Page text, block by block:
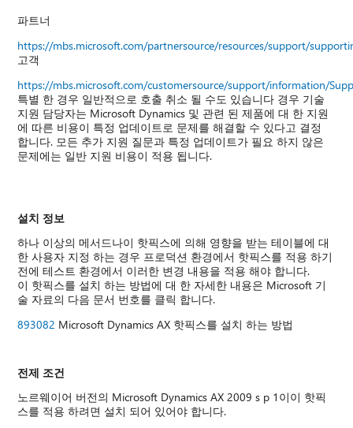
파트너
https://mbs.microsoft.com/partnersource/resources/support/
고객
https://mbs.microsoft.com/customersource/support/information/
특별 한 경우 일반적으로 호출 취소 될 수도 있습니다 경우 기술
지원 담당자는 Microsoft Dynamics 및 관련 된 제품에 대 한 지원
에 따른 비용이 특정 업데이트로 문제를 해결할 수 있다고 결정
합니다. 모든 추가 지원 질문과 특정 업데이트가 필요 하지 않은
문제에는 일반 지원 비용이 적용 됩니다.
설치 정보
하나 이상의 메서드나이 핫픽스에 의해 영향을 받는 테이블에 대
한 사용자 지정 하는 경우 프로덕션 환경에서 핫픽스를 적용 하기
전에 테스트 환경에서 이러한 변경 내용을 적용 해야 합니다.
이 핫픽스를 설치 하는 방법에 대 한 자세한 내용은 Microsoft 기
술 자료의 다음 문서 번호를 클릭 합니다.
893082 Microsoft Dynamics AX 핫픽스를 설치 하는 방법
전제 조건
노르웨이어 버전의 Microsoft Dynamics AX 2009 s p 1이이 핫픽
스를 적용 하려면 설치 되어 있어야 합니다.